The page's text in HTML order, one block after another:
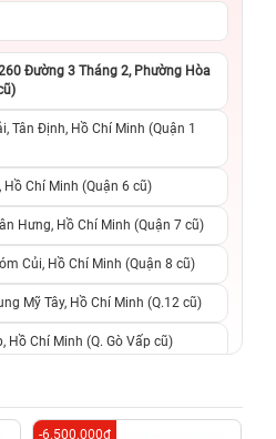
Đường 3 Tháng 2, Phường Hòa
Tân Định, Hồ Chí Minh (Quận 1
Chí Minh (Quận 6 cũ)
Hưng, Hồ Chí Minh (Quận 7 cũ)
Củi, Hồ Chí Minh (Quận 8 cũ)
Mỹ Tây, Hồ Chí Minh (Q.12 cũ)
Hồ Chí Minh (Q. Gò Vấp cũ)
Hồ Chí Minh (Quận Tân Phú cũ)
Phú, Hồ Chí Minh (Q.9 TP. Thủ
-6.500.000đ